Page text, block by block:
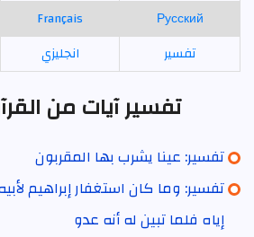
Русский
Français
تفسير
انجليزي
تفسير آيات من
تفسير: عينا يشرب بها المقربون
تفسير: وما كان استغفار إبراهيم
إياه فلما تبين له أنه عدو